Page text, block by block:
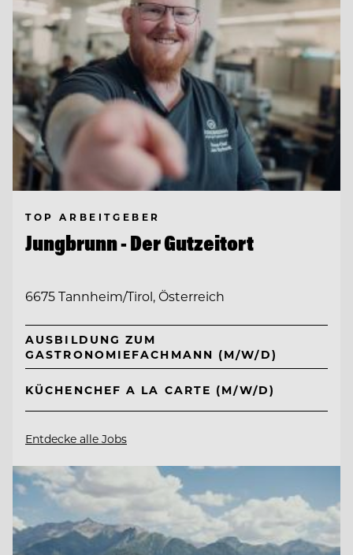
TOP ARBEITGEBER
Jungbrunn - Der Gutzeitort
6675 Tannheim/Tirol, Österreich
AUSBILDUNG ZUM
GASTRONOMIEFACHMANN (M/W/D)
KÜCHENCHEF A LA CARTE (M/W/D)
Entdecke alle Jobs